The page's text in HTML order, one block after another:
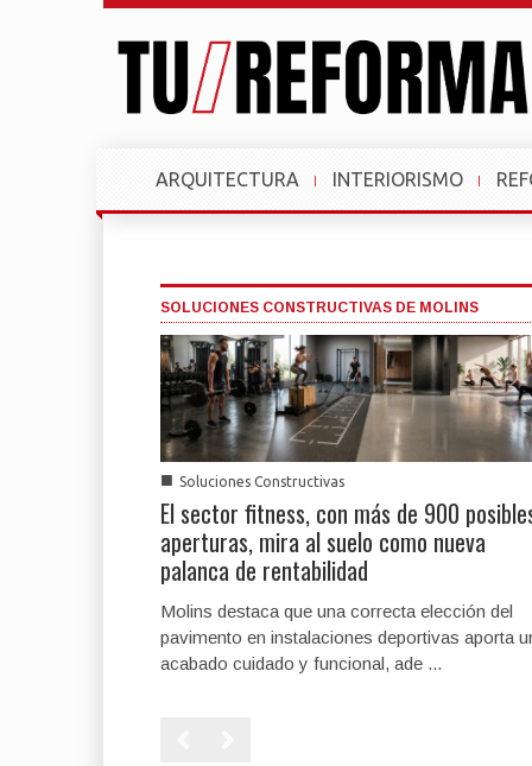
ARQUITECTURA INTERIORISMO
SOLUCIONES CONSTRUCTIVAS DE MOLINS
■ Soluciones Constructivas
El sector fitness, con más de 900
aperturas, mira al suelo como nueva
palanca de rentabilidad
Molins destaca que una correcta elección del
pavimento en instalaciones deportivas aporta
acabado cuidado y funcional, ade ...